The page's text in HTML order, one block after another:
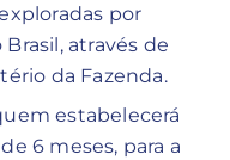
por
através de
da Fazenda.
estabelecerá
6 meses, para a